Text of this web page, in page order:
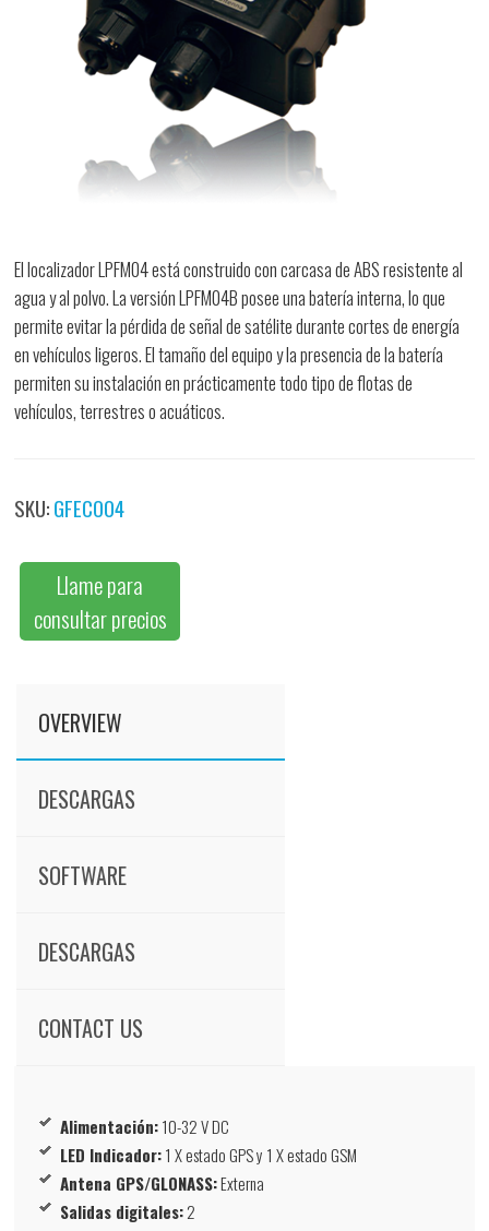
El localizador LPFM04 está construido con carcasa de ABS resistente al
agua y al polvo. La versión LPFM04B posee una batería interna, lo que
permite evitar la pérdida de señal de satélite durante cortes de energía
en vehículos ligeros. El tamaño del equipo y la presencia de la batería
permiten su instalación en prácticamente todo tipo de flotas de
vehículos, terrestres o acuáticos.
SKU:GFECO04
Llame para
consultar precios
OVERVIEW
DESCARGAS
SOFTWARE
DESCARGAS
CONTACT US
Alimentación:10-32 V DC
LED Indicador:1 X estado GPS y 1 X estado GSM
Antena GPS/GLONASS:Externa
Salidas digitales:2